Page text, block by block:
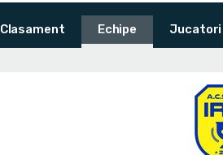
Clasament Echipe Jucatori